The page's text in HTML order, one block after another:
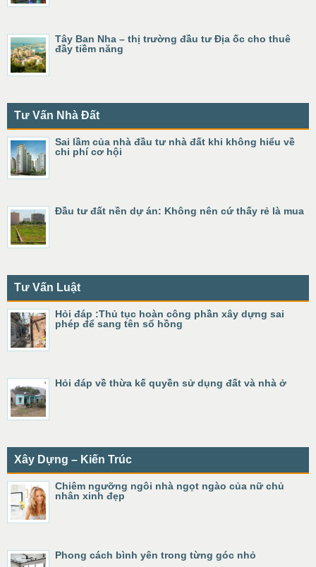
Tây Ban Nha – thị trường đầu tư Địa ốc cho thuê
đầy tiềm năng
Tư Vấn Nhà Đất
Sai lầm của nhà đầu tư nhà đất khi không hiểu về
chi phí cơ hội
Đầu tư đất nền dự án: Không nên cứ thấy rẻ là mua
Tư Vấn Luật
Hỏi đáp :Thủ tục hoàn công phần xây dựng sai
phép để sang tên sổ hồng
Hỏi đáp về thừa kế quyền sử dụng đất và nhà ở
Xây Dựng – Kiến Trúc
Chiêm ngưỡng ngôi nhà ngọt ngào của nữ chủ
nhân xinh đẹp
Phong cách bình yên trong từng góc nhỏ